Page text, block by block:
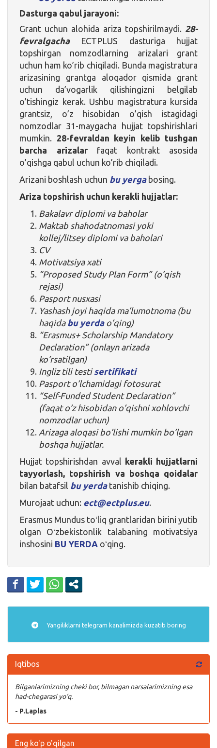
Dasturga qabul jarayoni:
Grant uchun alohida ariza topshirilmaydi. 28-
fevralgachaECTPLUS dasturiga hujjat
topshirgan nomzodlarning arizalari grant
uchun ham ko’rib chiqiladi. Bunda magistratura
arizasining grantga aloqador qismida grant
uchun da’vogarlik qilishingizni belgilab
o’tishingiz kerak. Ushbu magistratura kursida
grantsiz, o’z hisobidan o’qish istagidagi
nomzodlar 31-maygacha hujjat topshirishlari
mumkin. 28-fevraldan keyin kelib tushgan
barcha arizalarfaqat kontrakt asosida
o’qishga qabul uchun ko’rib chiqiladi.
Arizani boshlash uchun bu yergabosing.
Ariza topshirish uchun kerakli hujjatlar:
Bakalavr diplomi va baholar
Maktab shahodatnomasi yoki
kollej/litsey diplomi va baholari
CV
Motivatsiya xati
“Proposed Study Plan Form” (o’qish
rejasi)
Pasport nusxasi
Yashash joyi haqida ma’lumotnoma (bu
haqida bu yerdao’qing)
“Erasmus+ Scholarship Mandatory
Declaration” (onlayn arizada
ko’rsatilgan)
Ingliz tili testisertifikati
Pasport o’lchamidagi fotosurat
“Self-Funded Student Declaration”
(faqat o’z hisobidan o’qishni xohlovchi
nomzodlar uchun)
Arizaga aloqasi bo’lishi mumkin bo’lgan
boshqa hujjatlar.
Hujjat topshirishdan avval kerakli hujjatlarni
tayyorlash, topshirish va boshqa qoidalar
bilan batafsil bu yerdatanishib chiqing.
Murojaat uchun: ect@ectplus.eu.
Erasmus Mundus toʻliq grantlaridan birini yutib
olgan Oʻzbekistonlik talabaning motivatsiya
inshosini BU YERDA oʻqing.
Yangiliklarni telegram kanalimizda kuzatib boring
Iqtibos
Bilganlarimizning cheki bor, bilmagan narsalarimizning esa
had-chegarasi yo‘q.
- P.Laplas
Eng ko'p o'qilgan